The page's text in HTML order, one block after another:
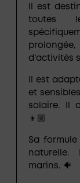
Il est
toutes
d'activités
Il est
et
solaire. Il
👦🏼
Sa formule
naturelle.
marins. 🐠